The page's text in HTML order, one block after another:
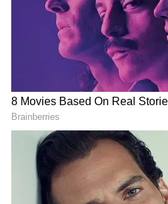
கள்ளக்காதல்
இந்நிலையில்,
பாண்டியன் நகரை
என்பவருக்கும் கடந்த
முன்னர் அறிமுகம்
பேரும் குடும்ப
இதனிடையே,
சரஸ்வதிக்கும் பழக்கம்
DOWNLOAD APP